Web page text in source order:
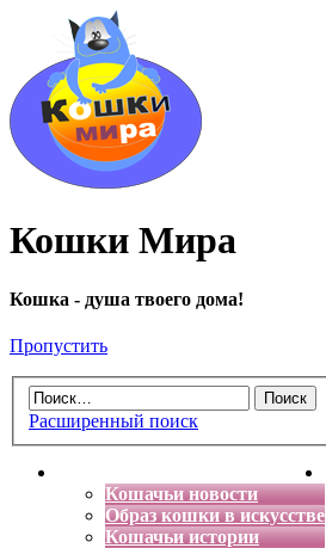
Кошки Мира
Кошка - душа твоего дома!
Пропустить
Расширенный поиск
Кошачьи новости
Образ кошки в искусстве
Кошачьи истории